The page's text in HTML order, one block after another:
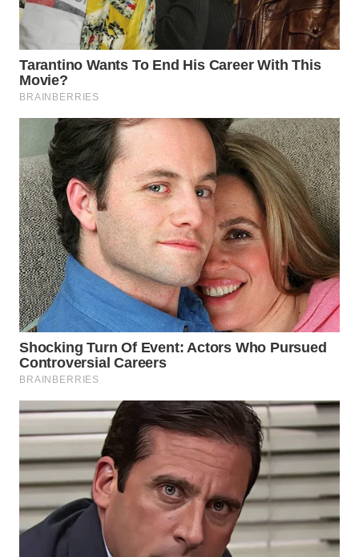
MASYARAKAT
KELISTRIKAN
WALINKI
MAWAKA
ID
MARTABAT
NET
PLN
WATCH
MKLI
LPKKI
LKKI
KOPEKLIN
PORTAL
KONSUMEN